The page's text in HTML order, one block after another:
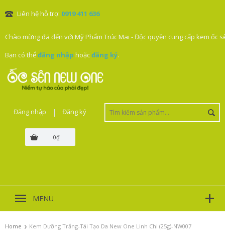
Liên hệ hỗ trợ: 0919 411 636
Chào mừng đã đến với Mỹ Phẩm Trúc Mai - Độc quyền cung cấp kem ốc
Bạn có thểđăng nhập hoặcđăng ký.
0₫
Đăng nhập | Đăng ký
MENU
Home › Kem Dưỡng Trắng-Tái Tạo Da New One Linh Chi (25g)-NW007